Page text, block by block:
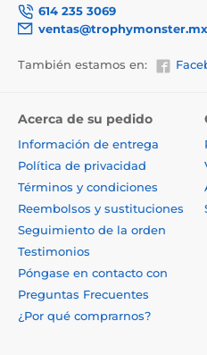
614 235 3069
ventas@trophymonster.mx
También estamos en:
Acerca de su pedido
Información de entrega
Política de privacidad
Términos y condiciones
Reembolsos y sustituciones
Seguimiento de la orden
Testimonios
Póngase en contacto con
Preguntas Frecuentes
¿Por qué comprarnos?